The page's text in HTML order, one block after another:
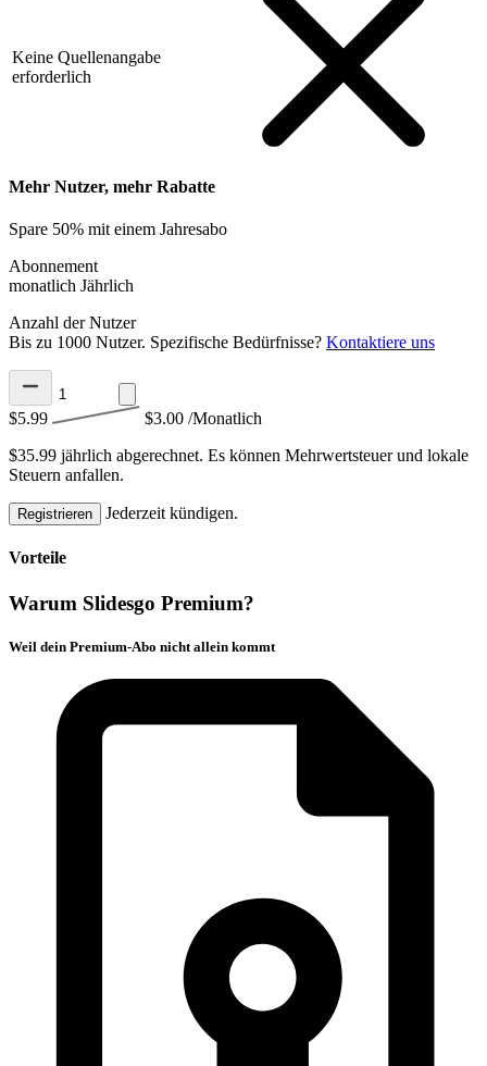
Keine Quellenangabe
erforderlich
Mehr Nutzer, mehr Rabatte
Spare 50% mit einem Jahresabo
Abonnement
monatlich Jährlich
Anzahl der Nutzer
Bis zu 1000 Nutzer. Spezifische Bedürfnisse? Kontaktiere uns
$5.99 $3.00 /Monatlich
$35.99 jährlich abgerechnet. Es können Mehrwertsteuer und lokale
Steuern anfallen.
Registrieren Jederzeit kündigen.
Vorteile
Warum Slidesgo Premium?
Weil dein Premium-Abo nicht allein kommt